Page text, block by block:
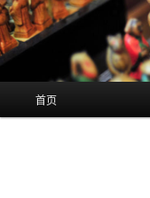
首页